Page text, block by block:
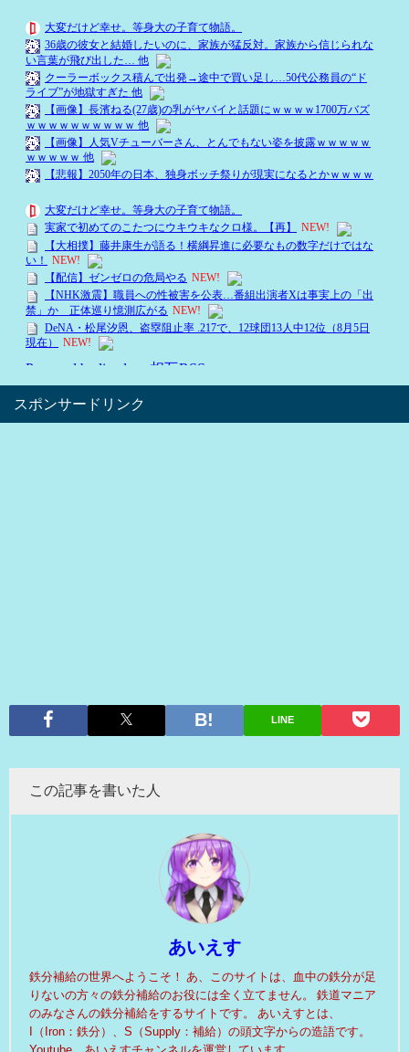
スポンサードリンク
LINE
この記事を書いた人
あいえす
鉄分補給の世界へようこそ！ あ、このサイトは、血中の鉄分が足
りないの方々の鉄分補給のお役には全く立てません。 鉄道マニア
のみなさんの鉄分補給をするサイトです。 あいえすとは、
I（Iron：鉄分）、S（Supply：補給）の頭文字からの造語です。
Youtube あいえすチャンネルを運営しています。